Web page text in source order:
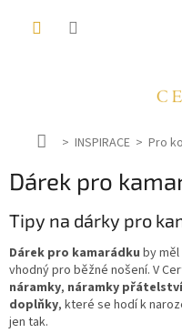
D
m
INSPIRACE Pro
Dárek pro
Tipy na dárky pro
Dárek pro kamarádku by
vhodný pro běžné nošení. V
náramky, náramky přátelství
doplňky, které se hodí k
jen tak.